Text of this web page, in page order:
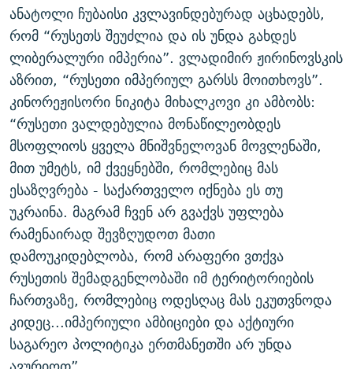
ანატოლი ჩუბაისი კვლავინდებურად აცხადებს,
რომ “რუსეთს შეუძლია და ის უნდა გახდეს
ლიბერალური იმპერია”. ვლადიმირ ჟირინოვსკის
აზრით, “რუსეთი იმპერიულ გარსს მოითხოვს”.
კინორეჟისორი ნიკიტა მიხალკოვი კი ამბობს:
“რუსეთი ვალდებულია მონაწილეობდეს
მსოფლიოს ყველა მნიშვნელოვან მოვლენაში,
მით უმეტს, იმ ქვეყნებში, რომლებიც მას
ესაზღვრება - საქართველო იქნება ეს თუ
უკრაინა. მაგრამ ჩვენ არ გვაქვს უფლება
რამენაირად შევზღუდოთ მათი
დამოუკიდებლობა, რომ არაფერი ვთქვა
რუსეთის შემადგენლობაში იმ ტერიტორიების
ჩართვაზე, რომლებიც ოდესღაც მას ეკუთვნოდა
კიდეც...იმპერიული ამბიციები და აქტიური
საგარეო პოლიტიკა ერთმანეთში არ უნდა